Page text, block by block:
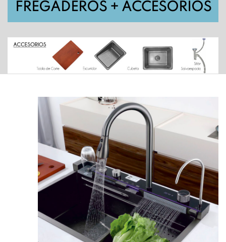
FREGADEROS + ACCESORIOS